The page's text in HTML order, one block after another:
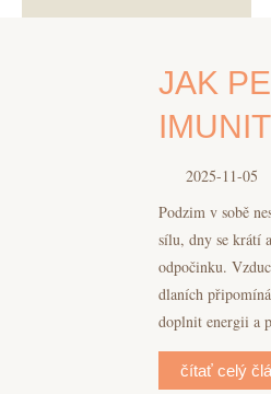
JAK
2025-11-05
Podzim v sobě
sílu, dny se krátí
odpočinku.
dlaních
doplnit energii a
čítať celý